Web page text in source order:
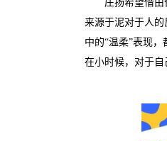
庄扬希望借
来源于泥对于人
中的“温柔”表现
在小时候，对于